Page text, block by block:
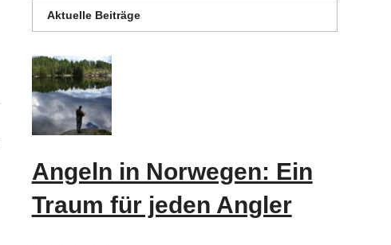
Aktuelle Beiträge
Angeln in Norwegen: Ein
Traum für jeden Angler